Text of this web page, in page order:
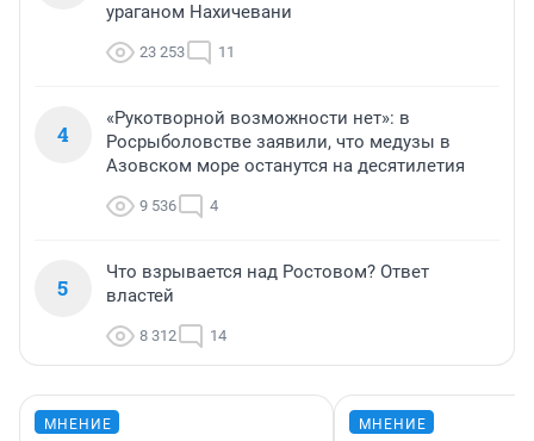
ураганом Нахичевани
23 253 11
4
«Рукотворной возможности нет»: в
Росрыболовстве заявили, что медузы в
Азовском море останутся на десятилетия
9 536 4
5
Что взрывается над Ростовом? Ответ
властей
8 312 14
МНЕНИЕ МНЕНИЕ